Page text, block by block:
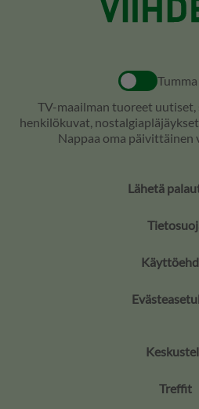
TV-maailman tuoreet
henkilökuvat,
Nappaa oma päivittäinen
Lähetä
Treffit